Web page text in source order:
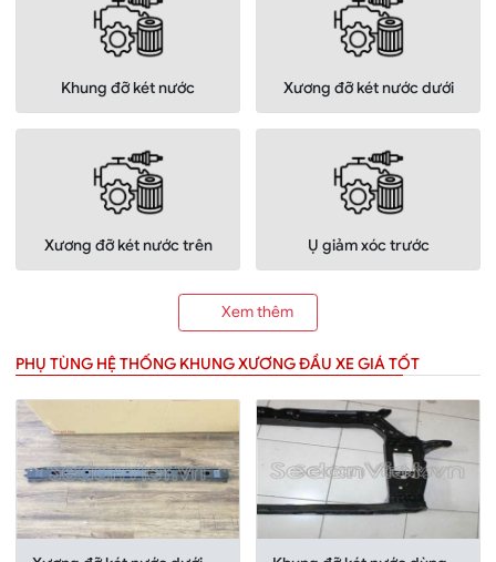
Khung đỡ két nước Xương đỡ két nước dưới
Xương đỡ két nước trên Ụ giảm xóc trước
Xem thêm
PHỤ TÙNG HỆ THỐNG KHUNG XƯƠNG ĐẦU XE GIÁ TỐT